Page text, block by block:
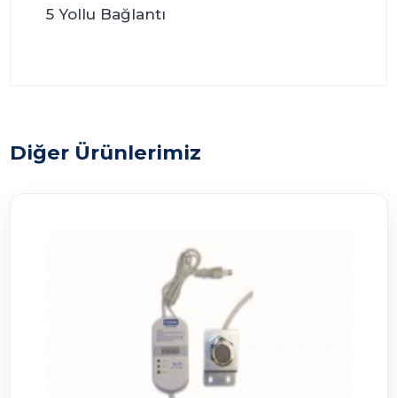
5 Yollu Bağlantı
Diğer Ürünlerimiz